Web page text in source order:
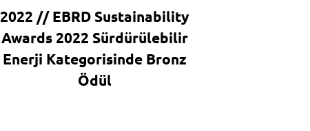
2022 // EBRD Sustainability
Awards 2022 Sürdürülebilir
Enerji Kategorisinde Bronz
Ödül